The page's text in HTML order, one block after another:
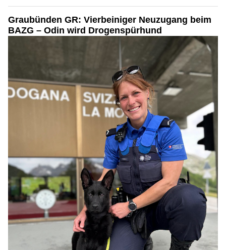
Graubünden GR: Vierbeiniger Neuzugang beim
BAZG – Odin wird Drogenspürhund